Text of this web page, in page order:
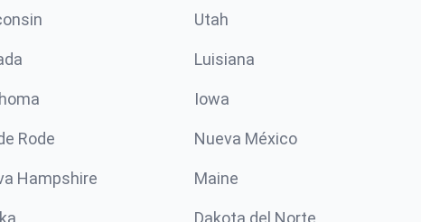
Utah
Luisiana
Iowa
Rode Nueva México
Hampshire Maine
Dakota del Norte